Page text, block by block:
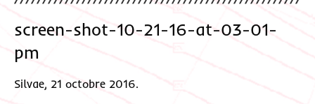
screen-shot-10-21-16-at-03-01-
pm
Silvae, 21 octobre 2016.